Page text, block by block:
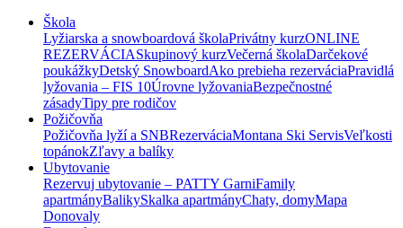
Škola
Lyžiarska a snowboardová školaPrivátny kurzONLINE
REZERVÁCIASkupinový kurzVečerná školaDarčekové
poukážkyDetský SnowboardAko prebieha rezerváciaPravidlá
lyžovania – FIS 10Úrovne lyžovaniaBezpečnostné
zásadyTipy pre rodičov
Požičovňa
Požičovňa lyží a SNBRezerváciaMontana Ski ServisVeľkosti
topánokZľavy a balíky
Ubytovanie
Rezervuj ubytovanie – PATTY GarniFamily
apartmányBalikySkalka apartmányChaty, domyMapa
Donovaly